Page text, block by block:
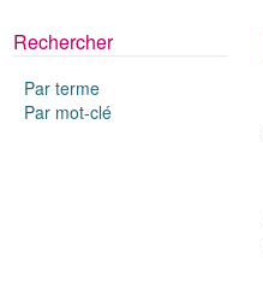
Rechercher
Par terme
Par mot-clé